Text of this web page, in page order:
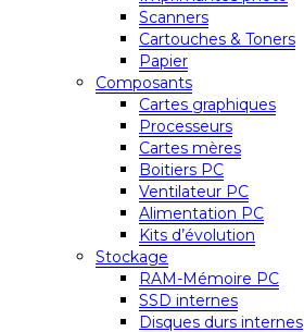
Scanners
Cartouches & Toners
Papier
Composants
Cartes graphiques
Processeurs
Cartes mères
Boitiers PC
Ventilateur PC
Alimentation PC
Kits d’évolution
Stockage
RAM-Mémoire PC
SSD internes
Disques durs internes